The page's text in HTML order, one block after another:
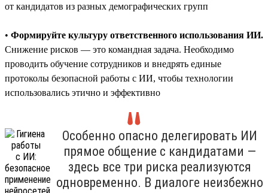
от кандидатов из разных демографических групп
• Формируйте культуру ответственного использования ИИ.
Снижение рисков — это командная задача. Необходимо
проводить обучение сотрудников и внедрять единые
протоколы безопасной работы с ИИ, чтобы технологии
использовались этично и эффективно
Особенно опасно делегировать ИИ
прямое общение с кандидатами —
здесь все три риска реализуются
одновременно. В диалоге неизбежно